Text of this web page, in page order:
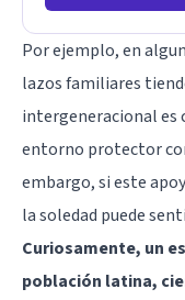
Por ejemplo, en
lazos familiares
intergeneracional es
entorno protector
embargo, si este
la soledad puede
Curiosamente, un
población latina,